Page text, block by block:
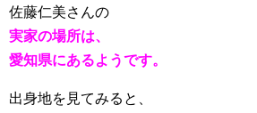
佐藤仁美さんの
実家の場所は、
愛知県にあるようです。
出身地を見てみると、